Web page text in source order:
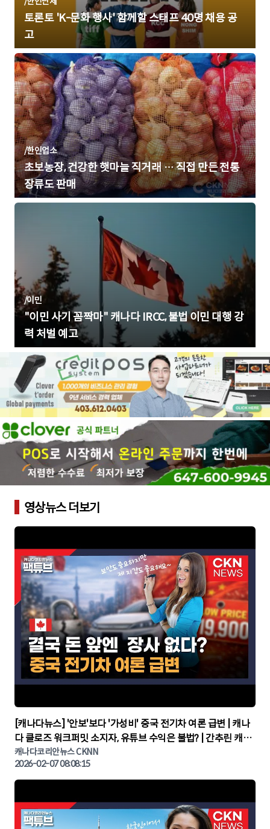
토론토 'K-문화 행사' 함께할 스태프 40명 채용 공
고
/한인업소
초보농장, 건강한 햇마늘 직거래 … 직접 만든 전통
장류도 판매
/이민
"이민 사기 꼼짝마" 캐나다 IRCC, 불법 이민 대행 강
력 처벌 예고
영상뉴스 더보기
▶
[캐나다뉴스] '안보'보다 '가성비' 중국 전기차 여론 급변 | 캐나
다 클로즈 워크퍼밋 소지자, 유튜브 수익은 불법? | 간추린 캐나
다뉴스 | CKNNEWS, 캐나다코리안뉴스
캐나다코리안뉴스 CKNN
2026-02-07 08:08:15